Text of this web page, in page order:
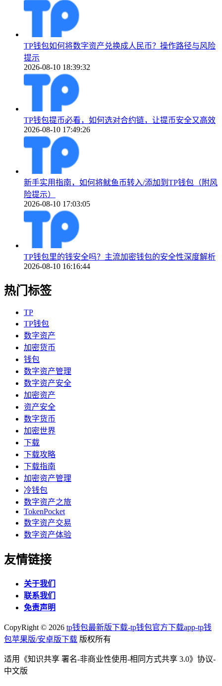
TP钱包如何将数字资产兑换成人民币？操作路径与风险
提示
2026-08-10 18:39:32
TP钱包提币必看，如何选对合约链，让提币安全又高效
2026-08-10 17:49:26
新手实用指南，如何将鱿鱼币转入/添加到TP钱包（附风
险提示）
2026-08-10 17:03:05
TP钱包里的钱安全吗？主流加密钱包的安全性深度解析
2026-08-10 16:16:44
热门标签
TP
TP钱包
数字资产
加密货币
钱包
数字资产管理
数字资产安全
加密资产
资产安全
数字货币
加密世界
下载
下载攻略
下载指南
加密资产管理
冷钱包
数字资产之旅
TokenPocket
数字资产交易
数字资产体验
友情链接
关于我们
联系我们
免责声明
CopyRight © 2026 tp钱包最新版下载-tp钱包官方下载app-tp钱
包苹果版/安卓版下载 版权所有
适用《知识共享 署名-非商业性使用-相同方式共享 3.0》协议-
中文版